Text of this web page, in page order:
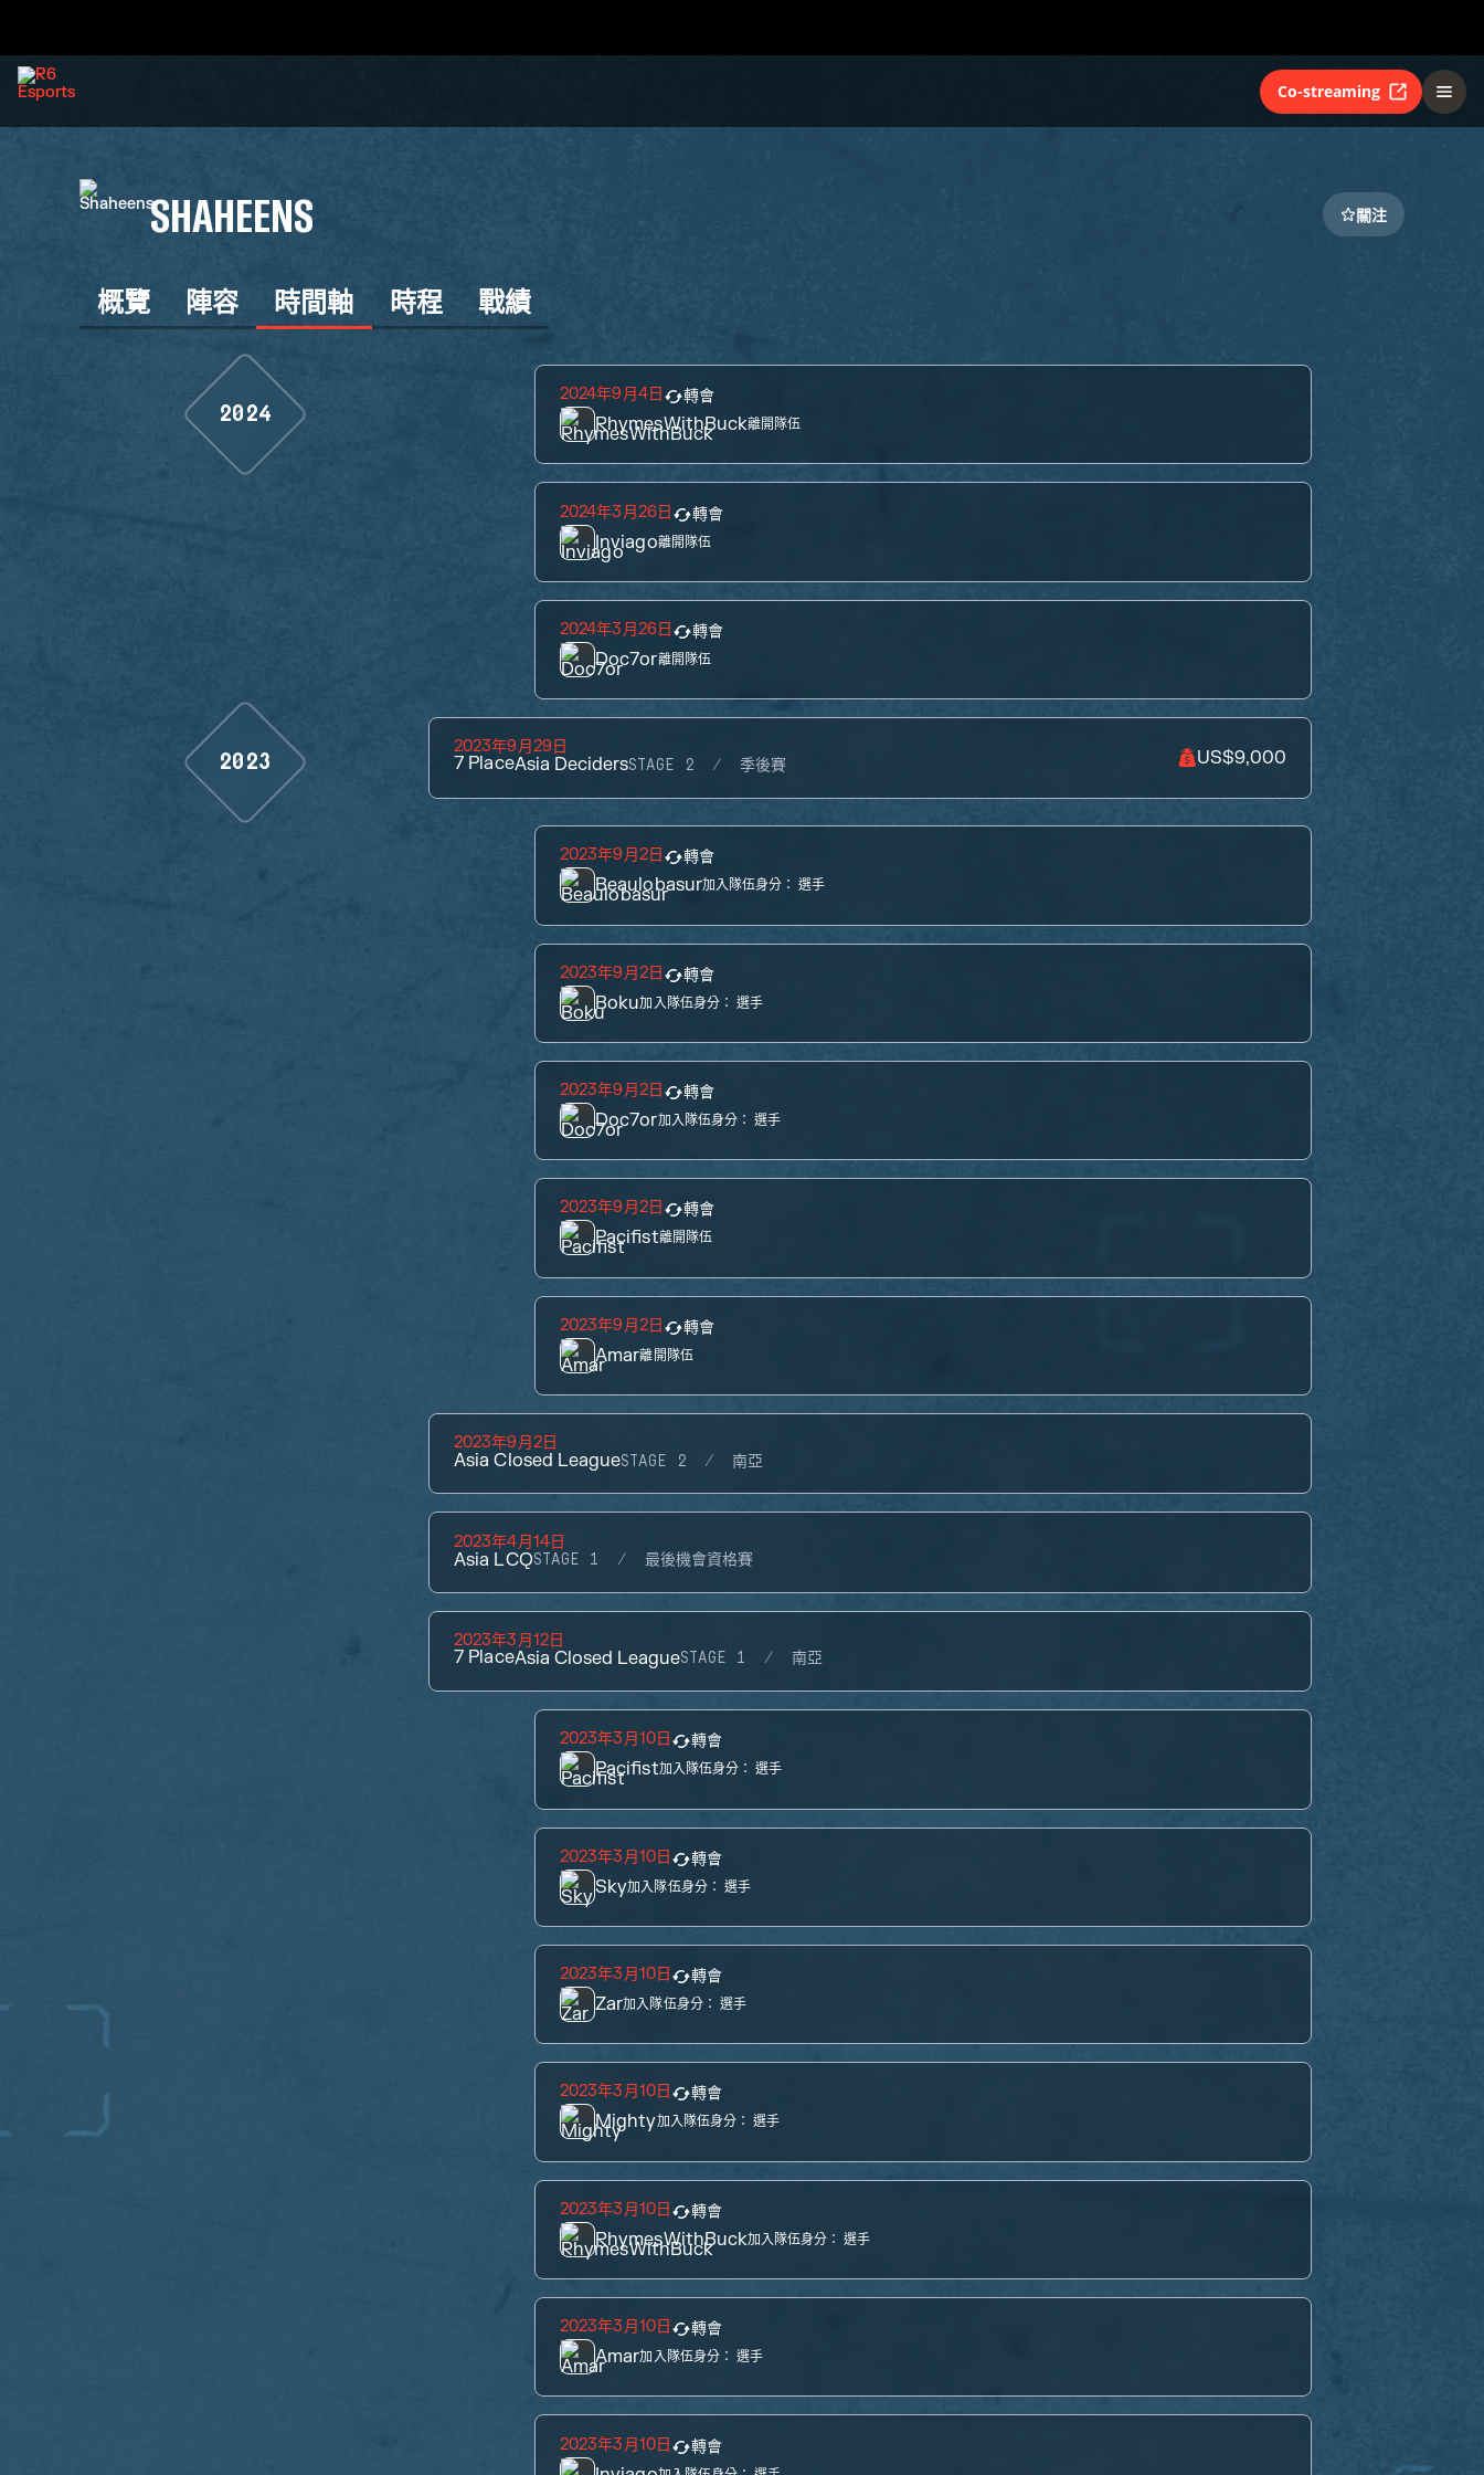
Co-streaming
SHAHEENS 關注
概覽 陣容 時間軸 時程 戰績
2024
2024年9月4日 轉會
RhymesWithBuck離開隊伍
2024年3月26日 轉會
Inviago離開隊伍
2024年3月26日 轉會
Doc7or離開隊伍
2023
2023年9月29日
7 PlaceAsia DecidersSTAGE 2 季後賽 US$9,000
2023年9月2日 轉會
Beaulobasur加入隊伍身分： 選手
2023年9月2日 轉會
Boku加入隊伍身分： 選手
2023年9月2日 轉會
Doc7or加入隊伍身分： 選手
2023年9月2日 轉會
Pacifist離開隊伍
2023年9月2日 轉會
Amar離開隊伍
2023年9月2日
Asia Closed LeagueSTAGE 2 南亞
2023年4月14日
Asia LCQSTAGE 1 最後機會資格賽
2023年3月12日
7 PlaceAsia Closed LeagueSTAGE 1 南亞
2023年3月10日 轉會
Pacifist加入隊伍身分： 選手
2023年3月10日 轉會
Sky加入隊伍身分： 選手
2023年3月10日 轉會
Zar加入隊伍身分： 選手
2023年3月10日 轉會
Mighty加入隊伍身分： 選手
2023年3月10日 轉會
RhymesWithBuck加入隊伍身分： 選手
2023年3月10日 轉會
Amar加入隊伍身分： 選手
2023年3月10日 轉會